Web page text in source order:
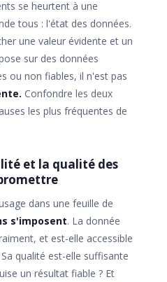
se heurtent à une
tous : l'état des données.
une valeur évidente et un
sur des données
ou non fiables, il n'est pas
Confondre les deux
les plus fréquentes de
et la qualité des
dans une feuille de
s'imposent. La donnée
et est-elle accessible
qualité est-elle suffisante
un résultat fiable ? Et